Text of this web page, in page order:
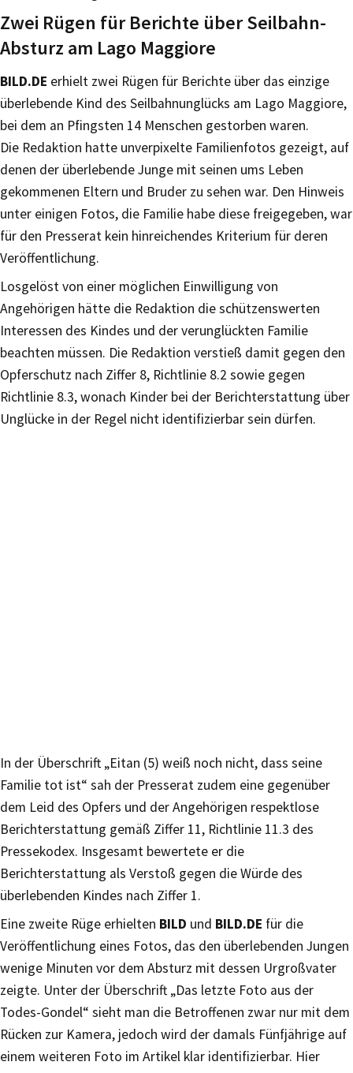
Zwei Rügen für Berichte über Seilbahn-
Absturz am Lago Maggiore
BILD.DE erhielt zwei Rügen für Berichte über das einzige
überlebende Kind des Seilbahnunglücks am Lago Maggiore,
bei dem an Pfingsten 14 Menschen gestorben waren.
Die Redaktion hatte unverpixelte Familienfotos gezeigt, auf
denen der überlebende Junge mit seinen ums Leben
gekommenen Eltern und Bruder zu sehen war. Den Hinweis
unter einigen Fotos, die Familie habe diese freigegeben, war
für den Presserat kein hinreichendes Kriterium für deren
Veröffentlichung.
Losgelöst von einer möglichen Einwilligung von
Angehörigen hätte die Redaktion die schützenswerten
Interessen des Kindes und der verunglückten Familie
beachten müssen. Die Redaktion verstieß damit gegen den
Opferschutz nach Ziffer 8, Richtlinie 8.2 sowie gegen
Richtlinie 8.3, wonach Kinder bei der Berichterstattung über
Unglücke in der Regel nicht identifizierbar sein dürfen.
In der Überschrift „Eitan (5) weiß noch nicht, dass seine
Familie tot ist“ sah der Presserat zudem eine gegenüber
dem Leid des Opfers und der Angehörigen respektlose
Berichterstattung gemäß Ziffer 11, Richtlinie 11.3 des
Pressekodex. Insgesamt bewertete er die
Berichterstattung als Verstoß gegen die Würde des
überlebenden Kindes nach Ziffer 1.
Eine zweite Rüge erhielten BILD und BILD.DE für die
Veröffentlichung eines Fotos, das den überlebenden Jungen
wenige Minuten vor dem Absturz mit dessen Urgroßvater
zeigte. Unter der Überschrift „Das letzte Foto aus der
Todes-Gondel“ sieht man die Betroffenen zwar nur mit dem
Rücken zur Kamera, jedoch wird der damals Fünfjährige auf
einem weiteren Foto im Artikel klar identifizierbar. Hier